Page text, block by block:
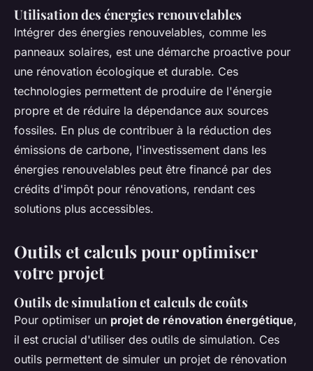
Utilisation des énergies renouvelables
Intégrer des énergies renouvelables, comme les
panneaux solaires, est une démarche proactive pour
une rénovation écologique et durable. Ces
technologies permettent de produire de l'énergie
propre et de réduire la dépendance aux sources
fossiles. En plus de contribuer à la réduction des
émissions de carbone, l'investissement dans les
énergies renouvelables peut être financé par des
crédits d'impôt pour rénovations, rendant ces
solutions plus accessibles.
Outils et calculs pour optimiser
votre projet
Outils de simulation et calculs de coûts
Pour optimiser un projet de rénovation énergétique,
il est crucial d'utiliser des outils de simulation. Ces
outils permettent de simuler un projet de rénovation